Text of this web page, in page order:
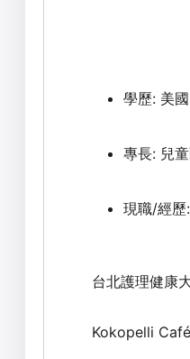
學歷: 美
專長: 兒
現職/經歷
台北護理健康
Kokopelli